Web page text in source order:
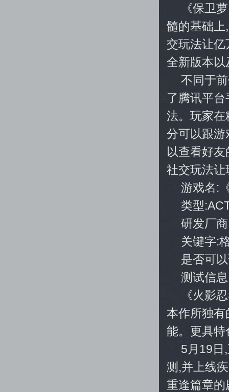
《保卫
髓的基础上
交玩法让
全新版本
不同于
了腾讯平
法。玩家在
分可以跟游
以查看好
社交玩法
游戏名:
类型
研发厂
关键字:
是否可
测试信
《火影
本作所独
能。更具
5月19日
测,并上线
重逢篇章